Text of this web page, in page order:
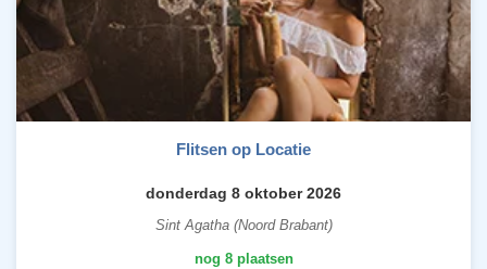
Flitsen op Locatie
donderdag 8 oktober 2026
Sint Agatha (Noord Brabant)
nog 8 plaatsen